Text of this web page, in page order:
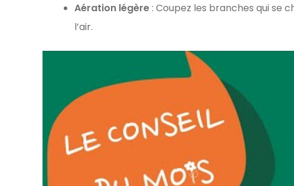
Aération légère : Coupez les branches qui se
l’air.